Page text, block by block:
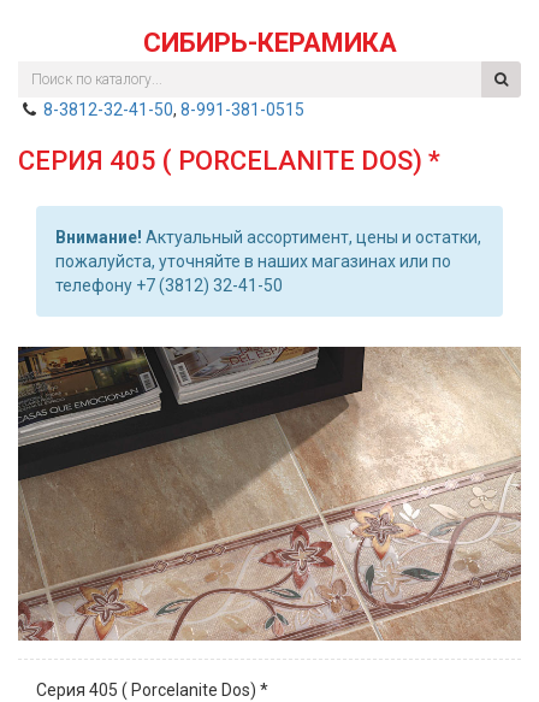
СИБИРЬ-КЕРАМИКА
8-3812-32-41-50, 8-991-381-0515
СЕРИЯ 405 ( PORCELANITE DOS) *
Внимание! Актуальный ассортимент, цены и остатки,
пожалуйста, уточняйте в наших магазинах или по
телефону +7 (3812) 32-41-50
Серия 405 ( Porcelanite Dos) *